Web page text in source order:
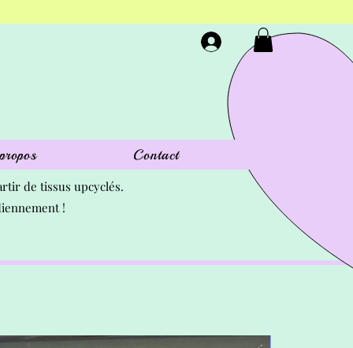
Contact
de tissus upcyclés.
!